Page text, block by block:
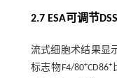
2.7 ESA可调节
流式细胞术结果显
标志物F4/80+CD86+